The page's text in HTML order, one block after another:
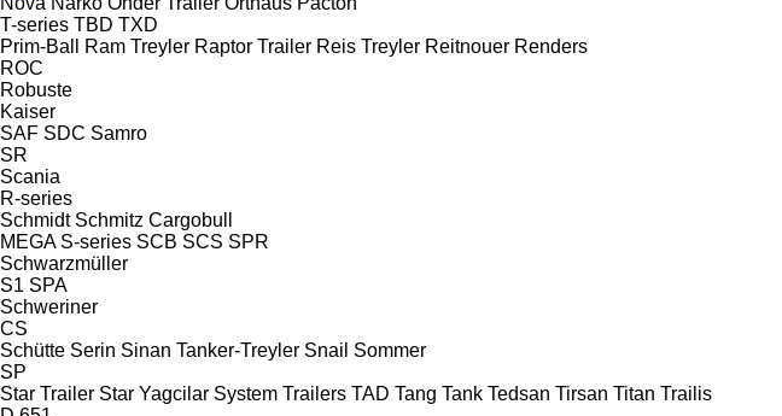
T-series TBD TXD
Prim-Ball
Ram Treyler Raptor Trailer Reis Treyler Reitnouer Renders
ROC
Robuste
Kaiser
SAF SDC Samro
SR
Scania
R-series
Schmidt Schmitz Cargobull
MEGA S-series SCB SCS SPR
Schwarzmüller
S1 SPA
Schweriner
CS
Schütte Serin Sinan Tanker-Treyler Snail Sommer
SP
Star Trailer Star Yagcilar System Trailers TAD Tang Tank Tedsan Tirsan Titan Trailis